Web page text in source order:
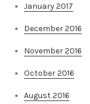
January 2017
December 2016
November 2016
October 2016
August 2016